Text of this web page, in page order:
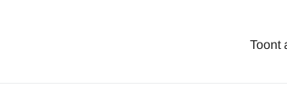
Toont